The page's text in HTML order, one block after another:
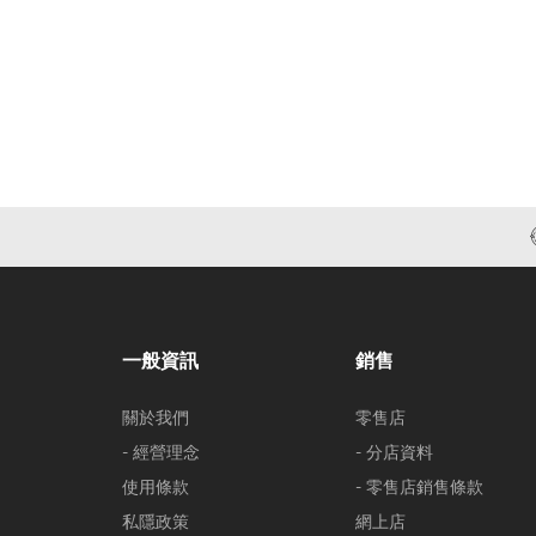
一般資訊
關於我們
- 經營理念
使用條款
私隱政策
銷售
零售店
- 分店資料
- 零售店銷售條款
網上店